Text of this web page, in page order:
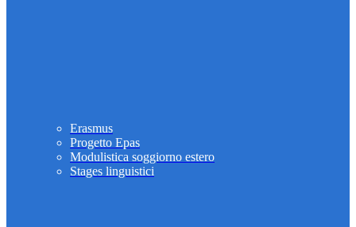
Erasmus
Progetto Epas
Modulistica soggiorno estero
Stages linguistici